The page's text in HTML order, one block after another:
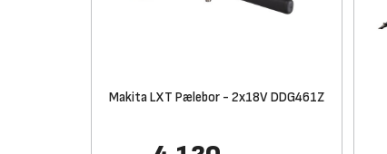
Makita LXT Pælebor - 2x18V DDG461Z